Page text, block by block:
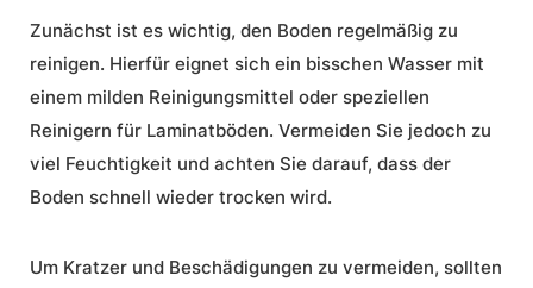
Zunächst ist es wichtig, den Boden regelmäßig zu
reinigen. Hierfür eignet sich ein bisschen Wasser mit
einem milden Reinigungsmittel oder speziellen
Reinigern für Laminatböden. Vermeiden Sie jedoch zu
viel Feuchtigkeit und achten Sie darauf, dass der
Boden schnell wieder trocken wird.
Um Kratzer und Beschädigungen zu vermeiden, sollten